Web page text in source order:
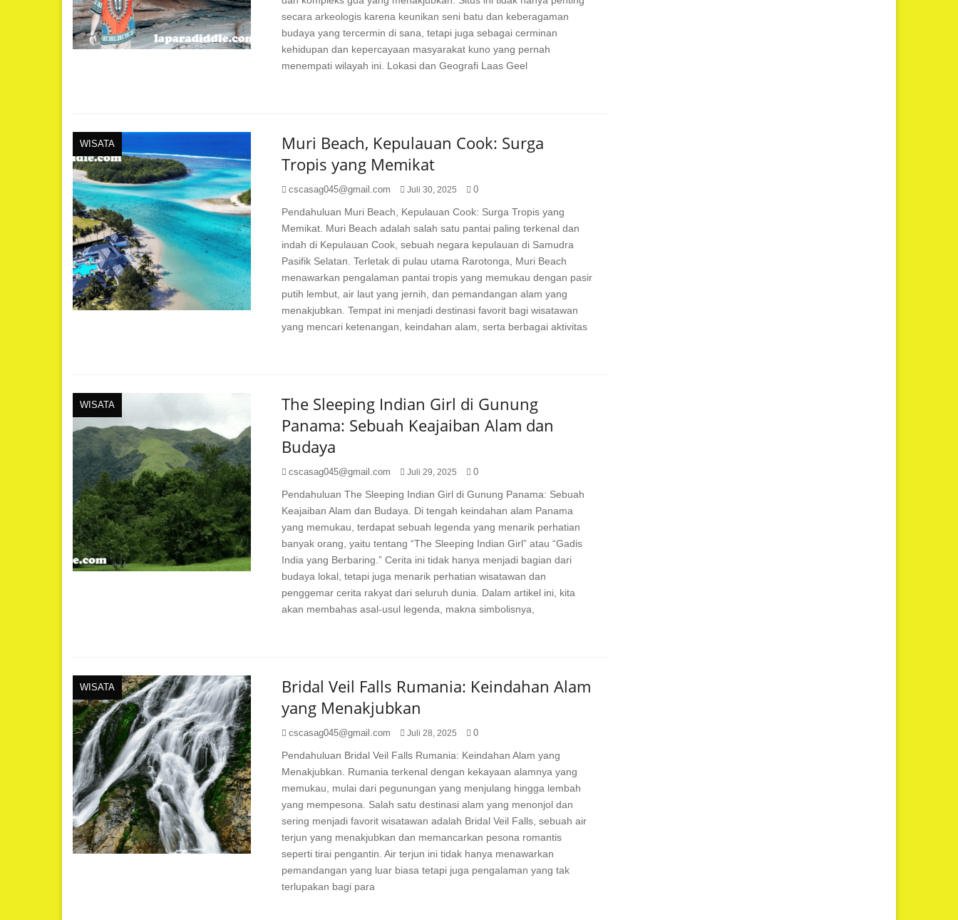
secara arkeologis karena keunikan seni batu dan keberagaman
budaya yang tercermin di sana, tetapi juga sebagai cerminan
kehidupan dan kepercayaan masyarakat kuno yang pernah
menempati wilayah ini. Lokasi dan Geografi Laas Geel
WISATA
Muri Beach, Kepulauan Cook: Surga
Tropis yang Memikat
cscasag045@gmail.com Juli 30, 2025 0
Pendahuluan Muri Beach, Kepulauan Cook: Surga Tropis yang
Memikat. Muri Beach adalah salah satu pantai paling terkenal dan
indah di Kepulauan Cook, sebuah negara kepulauan di Samudra
Pasifik Selatan. Terletak di pulau utama Rarotonga, Muri Beach
menawarkan pengalaman pantai tropis yang memukau dengan pasir
putih lembut, air laut yang jernih, dan pemandangan alam yang
menakjubkan. Tempat ini menjadi destinasi favorit bagi wisatawan
yang mencari ketenangan, keindahan alam, serta berbagai aktivitas
WISATA
The Sleeping Indian Girl di Gunung
Panama: Sebuah Keajaiban Alam dan
Budaya
cscasag045@gmail.com Juli 29, 2025 0
Pendahuluan The Sleeping Indian Girl di Gunung Panama: Sebuah
Keajaiban Alam dan Budaya. Di tengah keindahan alam Panama
yang memukau, terdapat sebuah legenda yang menarik perhatian
banyak orang, yaitu tentang “The Sleeping Indian Girl” atau “Gadis
India yang Berbaring.” Cerita ini tidak hanya menjadi bagian dari
budaya lokal, tetapi juga menarik perhatian wisatawan dan
penggemar cerita rakyat dari seluruh dunia. Dalam artikel ini, kita
akan membahas asal-usul legenda, makna simbolisnya,
WISATA
Bridal Veil Falls Rumania: Keindahan Alam
yang Menakjubkan
cscasag045@gmail.com Juli 28, 2025 0
Pendahuluan Bridal Veil Falls Rumania: Keindahan Alam yang
Menakjubkan. Rumania terkenal dengan kekayaan alamnya yang
memukau, mulai dari pegunungan yang menjulang hingga lembah
yang mempesona. Salah satu destinasi alam yang menonjol dan
sering menjadi favorit wisatawan adalah Bridal Veil Falls, sebuah air
terjun yang menakjubkan dan memancarkan pesona romantis
seperti tirai pengantin. Air terjun ini tidak hanya menawarkan
pemandangan yang luar biasa tetapi juga pengalaman yang tak
terlupakan bagi para